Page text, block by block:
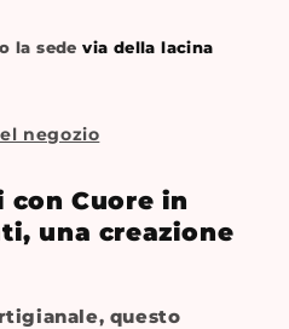
la sedevia della lacina
negozio
con Cuore in
una creazione
questo